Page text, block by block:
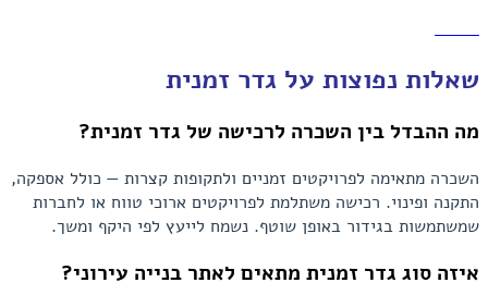
שאלות נפוצות על גדר זמנית
מה ההבדל בין השכרה לרכישה של גדר זמנית?
השכרה מתאימה לפרויקטים זמניים ולתקופות קצרות — כולל אספקה,
התקנה ופינוי. רכישה משתלמת לפרויקטים ארוכי טווח או לחברות
שמשתמשות בגידור באופן שוטף. נשמח לייעץ לפי היקף ומשך.
איזה סוג גדר זמנית מתאים לאתר בנייה עירוני?